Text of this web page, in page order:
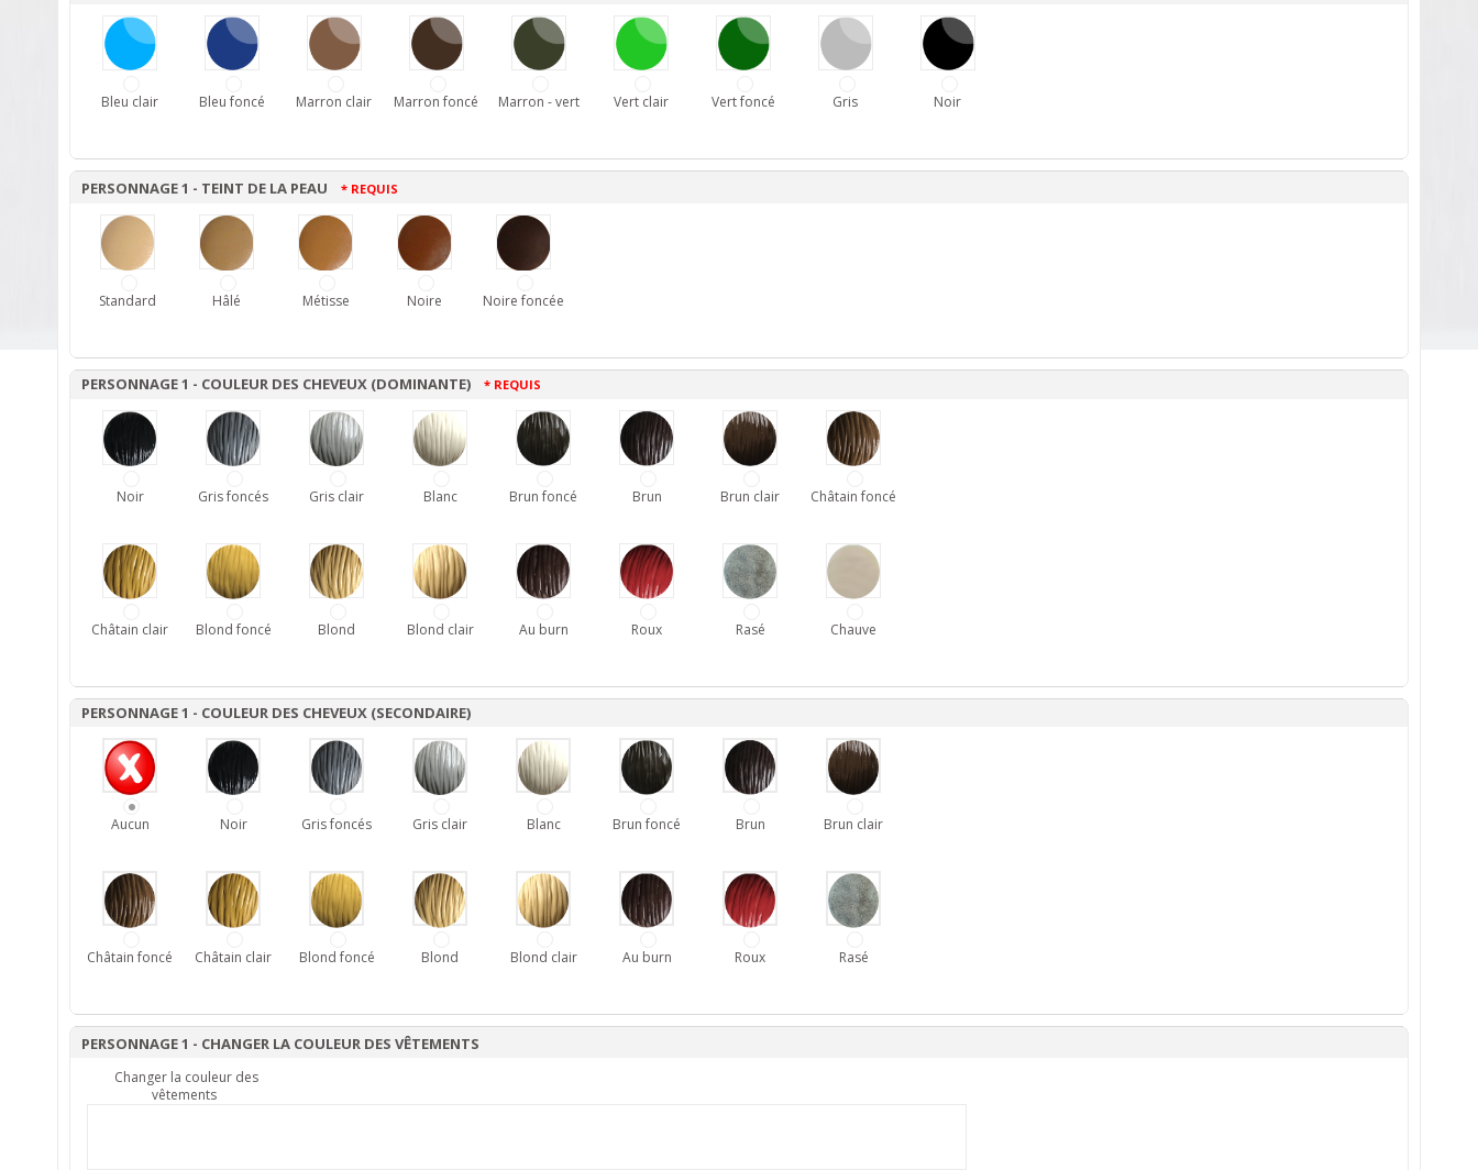
Bleu clair Bleu foncé Marron clair Marron foncé Marron - vert Vert clair Vert foncé Gris Noir
PERSONNAGE 1 - TEINT DE LA PEAU * REQUIS
Standard Hâlé Métisse Noire Noire foncée
PERSONNAGE 1 - COULEUR DES CHEVEUX (DOMINANTE) * REQUIS
Noir Gris foncés Gris clair Blanc Brun foncé Brun Brun clair Châtain foncé
Châtain clair Blond foncé Blond Blond clair Au burn Roux Rasé Chauve
PERSONNAGE 1 - COULEUR DES CHEVEUX (SECONDAIRE)
Aucun Noir Gris foncés Gris clair Blanc Brun foncé Brun Brun clair
Châtain foncé Châtain clair Blond foncé Blond Blond clair Au burn Roux Rasé
PERSONNAGE 1 - CHANGER LA COULEUR DES VÊTEMENTS
Changer la couleur des
vêtements